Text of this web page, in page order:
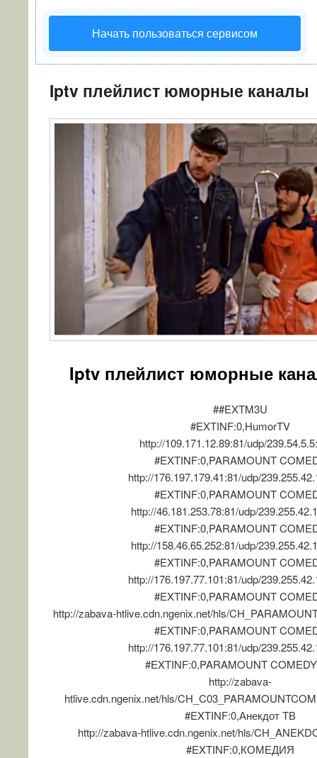
Начать пользоваться сервисом
Iptv плейлист юморные каналы
Iptv плейлист юморные
##EXTM3U
#EXTINF:0,HumorTV
http://109.171.12.89:81/udp/
#EXTINF:0,PARAMOUNT
http://176.197.179.41:81/udp/
#EXTINF:0,PARAMOUNT
http://46.181.253.78:81/udp/
#EXTINF:0,PARAMOUNT
http://158.46.65.252:81/udp/
#EXTINF:0,PARAMOUNT
http://176.197.77.101:81/udp/
#EXTINF:0,PARAMOUNT
http://zabava-htlive.cdn.ngenix.net/hls/
#EXTINF:0,PARAMOUNT
http://176.197.77.101:81/udp/
#EXTINF:0,PARAMOUNT
http://zabava-
htlive.cdn.ngenix.net/hls/
#EXTINF:0,Анекдот ТВ
http://zabava-htlive.cdn.ngenix.net/hls/
#EXTINF:0,КОМЕДИЯ